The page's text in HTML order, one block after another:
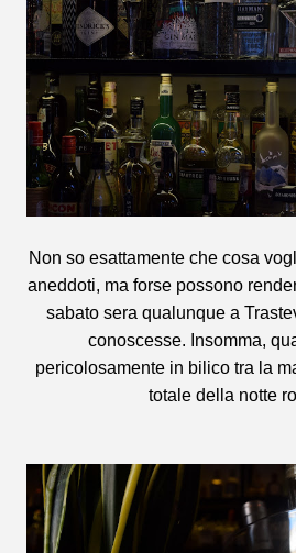
Non so esattamente che cosa
aneddoti, ma forse possono
sabato sera qualunque a
conoscesse. Insomma,
pericolosamente in bilico tra la
totale della notte